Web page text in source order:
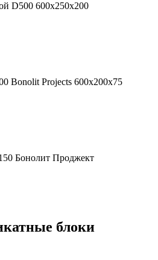
D500 600х250х200
Bonolit Projects 600х200х75
Бонолит Проджект
блоки